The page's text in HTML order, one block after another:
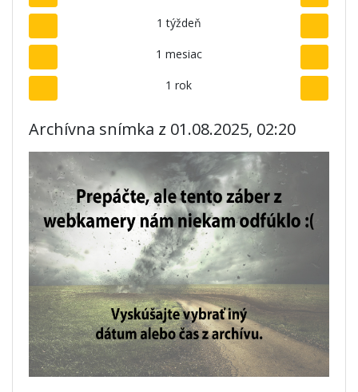
1 týždeň
1 mesiac
1 rok
Archívna snímka z 01.08.2025, 02:20